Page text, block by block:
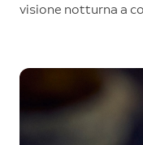
visione notturna a